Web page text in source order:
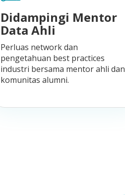
Didampingi Mentor
Data Ahli
Perluas network dan
pengetahuan best practices
industri bersama mentor ahli dan
komunitas alumni.